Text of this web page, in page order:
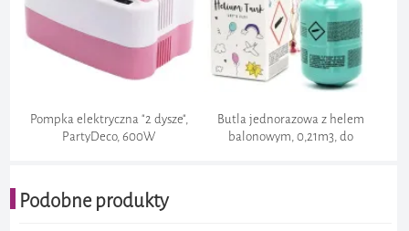
Bezpieczeństwo transakcji bankowych:
Pompka elektryczna "2 dysze",
PartyDeco, 600W
Butla jednorazowa z helem
balonowym, 0,21m3, do
Podobne produkty